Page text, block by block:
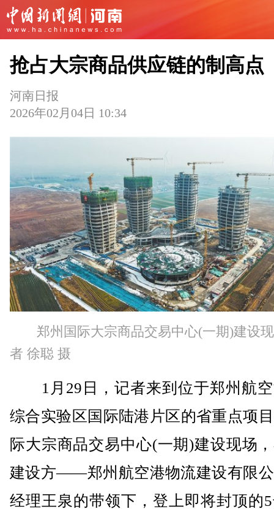
抢占大宗商品供应链的制高点
河南日报
2026年02月04日 10:34
郑州国际大宗商品交易中心(一期)建设
者 徐聪 摄
1月29日，记者来到位于郑州航空
综合实验区国际陆港片区的省重点项
际大宗商品交易中心(一期)建设现场
建设方——郑州航空港物流建设有限
经理王泉的带领下，登上即将封顶的